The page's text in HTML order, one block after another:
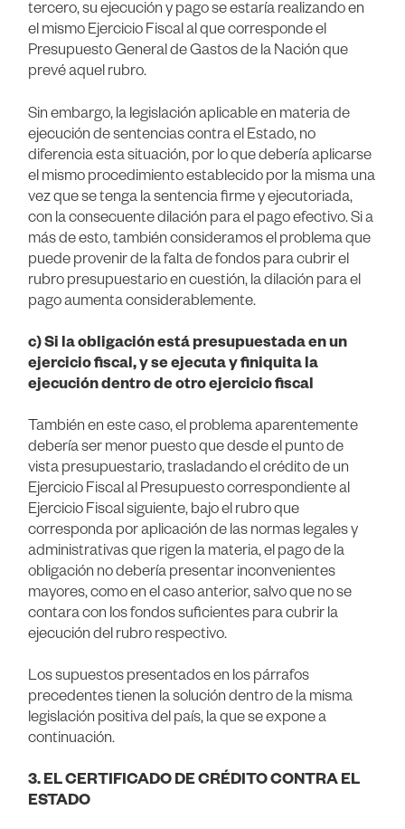
tercero, su ejecución y pago se estaría realizando en
el mismo Ejercicio Fiscal al que corresponde el
Presupuesto General de Gastos de la Nación que
prevé aquel rubro.
Sin embargo, la legislación aplicable en materia de
ejecución de sentencias contra el Estado, no
diferencia esta situación, por lo que debería aplicarse
el mismo procedimiento establecido por la misma una
vez que se tenga la sentencia firme y ejecutoriada,
con la consecuente dilación para el pago efectivo. Si a
más de esto, también consideramos el problema que
puede provenir de la falta de fondos para cubrir el
rubro presupuestario en cuestión, la dilación para el
pago aumenta considerablemente.
c) Si la obligación está presupuestada en un
ejercicio fiscal, y se ejecuta y finiquita la
ejecución dentro de otro ejercicio fiscal
También en este caso, el problema aparentemente
debería ser menor puesto que desde el punto de
vista presupuestario, trasladando el crédito de un
Ejercicio Fiscal al Presupuesto correspondiente al
Ejercicio Fiscal siguiente, bajo el rubro que
corresponda por aplicación de las normas legales y
administrativas que rigen la materia, el pago de la
obligación no debería presentar inconvenientes
mayores, como en el caso anterior, salvo que no se
contara con los fondos suficientes para cubrir la
ejecución del rubro respectivo.
Los supuestos presentados en los párrafos
precedentes tienen la solución dentro de la misma
legislación positiva del país, la que se expone a
continuación.
3. EL CERTIFICADO DE CRÉDITO CONTRA EL
ESTADO